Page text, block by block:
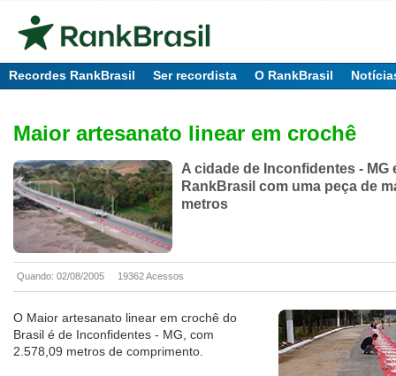
Recordes RankBrasil Ser recordista O RankBrasil
Maior artesanato linear em crochê
A cidade de Inconfidentes - MG
RankBrasil com uma peça de
metros
Quando: 02/08/2005 19362 Acessos
O Maior artesanato linear em crochê do
Brasil é de Inconfidentes - MG, com
2.578,09 metros de comprimento.